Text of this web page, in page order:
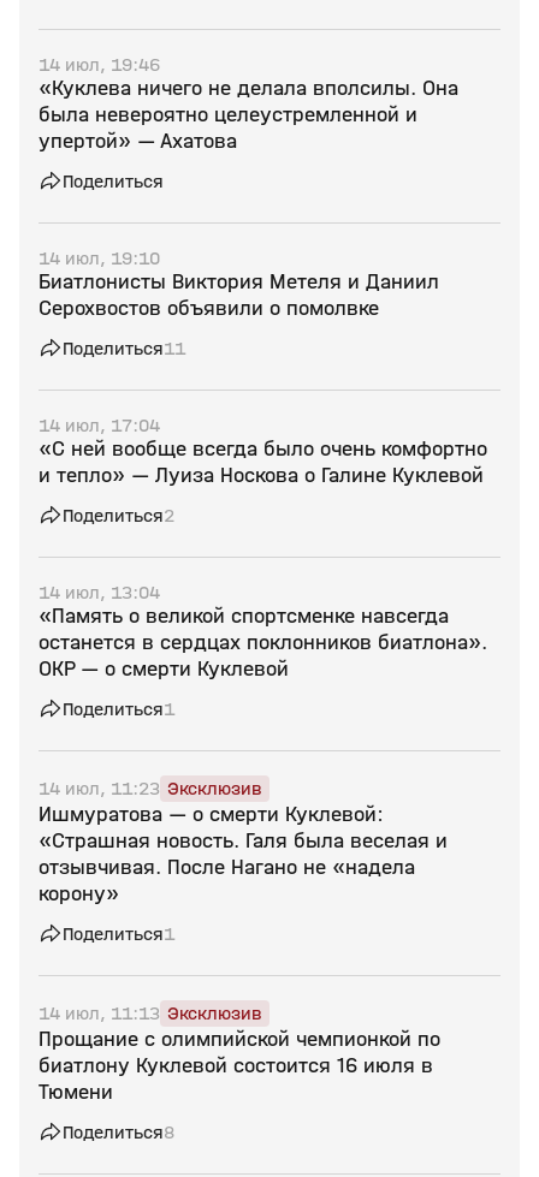
14 июл, 19:46
«Куклева ничего не делала вполсилы. Она
была невероятно целеустремленной и
упертой» — Ахатова
Поделиться
14 июл, 19:10
Биатлонисты Виктория Метеля и Даниил
Серохвостов объявили о помолвке
Поделиться11
14 июл, 17:04
«С ней вообще всегда было очень комфортно
и тепло» — Луиза Носкова о Галине Куклевой
Поделиться2
14 июл, 13:04
«Память о великой спортсменке навсегда
останется в сердцах поклонников биатлона».
ОКР — о смерти Куклевой
Поделиться1
14 июл, 11:23 Эксклюзив
Ишмуратова — о смерти Куклевой:
«Страшная новость. Галя была веселая и
отзывчивая. После Нагано не «надела
корону»
Поделиться1
14 июл, 11:13 Эксклюзив
Прощание с олимпийской чемпионкой по
биатлону Куклевой состоится 16 июля в
Тюмени
Поделиться8